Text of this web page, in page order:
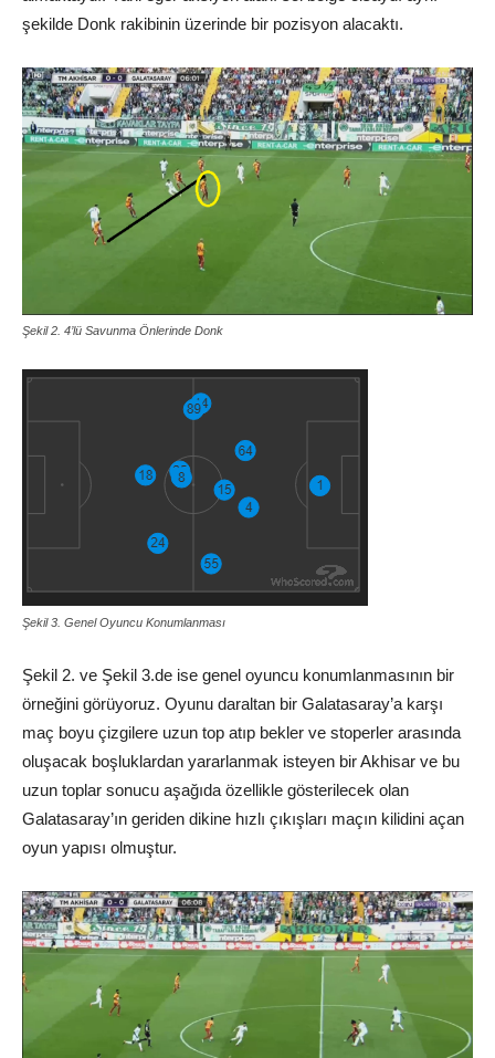
şekilde Donk rakibinin üzerinde bir pozisyon alacaktı.
Şekil 2. 4’lü Savunma Önlerinde Donk
Şekil 3. Genel Oyuncu Konumlanması
Şekil 2. ve Şekil 3.de ise genel oyuncu konumlanmasının bir
örneğini görüyoruz. Oyunu daraltan bir Galatasaray’a karşı
maç boyu çizgilere uzun top atıp bekler ve stoperler arasında
oluşacak boşluklardan yararlanmak isteyen bir Akhisar ve bu
uzun toplar sonucu aşağıda özellikle gösterilecek olan
Galatasaray’ın geriden dikine hızlı çıkışları maçın kilidini açan
oyun yapısı olmuştur.